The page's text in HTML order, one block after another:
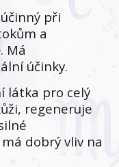
při
a
Má
účinky.
látka pro celý
regeneruje
dobrý vliv na